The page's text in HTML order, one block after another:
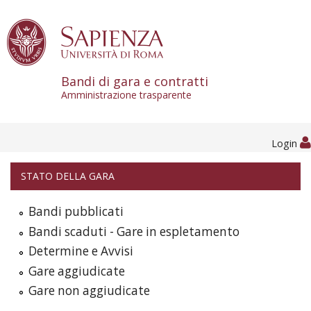
Bandi di gara e contratti
Amministrazione trasparente
Login
STATO DELLA GARA
Bandi pubblicati
Bandi scaduti - Gare in espletamento
Determine e Avvisi
Gare aggiudicate
Gare non aggiudicate